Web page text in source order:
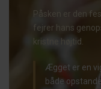
Påsken er den
fejrer hans
kristne højtid.
Ægget er en
både